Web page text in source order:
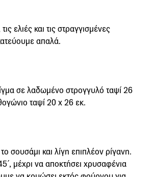
ελιές και τις στραγγισμένες
απαλά.
σε λαδωμένο στρογγυλό ταψί 26
ταψί 20 x 26 εκ.
σουσάμι και λίγη επιπλέον ρίγανη.
μέχρι να αποκτήσει χρυσαφένια